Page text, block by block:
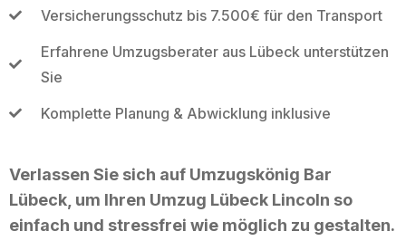
Versicherungsschutz bis 7.500€ für den Transport
Erfahrene Umzugsberater aus Lübeck unterstützen
Sie
Komplette Planung & Abwicklung inklusive
Verlassen Sie sich auf Umzugskönig Bar
Lübeck, um Ihren Umzug Lübeck Lincoln so
einfach und stressfrei wie möglich zu gestalten.